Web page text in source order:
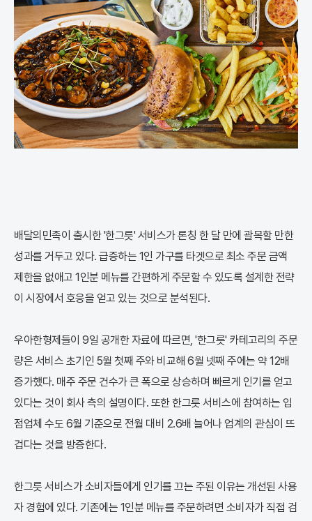
배달의민족이 출시한 '한그릇' 서비스가 론칭 한 달 만에 괄목할 만한
성과를 거두고 있다. 급증하는 1인 가구를 타겟으로 최소 주문 금액
제한을 없애고 1인분 메뉴를 간편하게 주문할 수 있도록 설계한 전략
이 시장에서 호응을 얻고 있는 것으로 분석된다.
우아한형제들이 9일 공개한 자료에 따르면, '한그릇' 카테고리의 주문
량은 서비스 초기인 5월 첫째 주와 비교해 6월 넷째 주에는 약 12배
증가했다. 매주 주문 건수가 큰 폭으로 상승하며 빠르게 인기를 얻고
있다는 것이 회사 측의 설명이다. 또한 한그릇 서비스에 참여하는 입
점업체 수도 6월 기준으로 전월 대비 2.6배 늘어나 업계의 관심이 뜨
겁다는 것을 방증한다.
한그릇 서비스가 소비자들에게 인기를 끄는 주된 이유는 개선된 사용
자 경험에 있다. 기존에는 1인분 메뉴를 주문하려면 소비자가 직접 검